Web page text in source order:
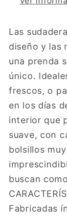
Las
diseño y las
una prenda
único.
frescos, o
en los días
interior que
suave, con
bolsillos
buscan
Fabricadas